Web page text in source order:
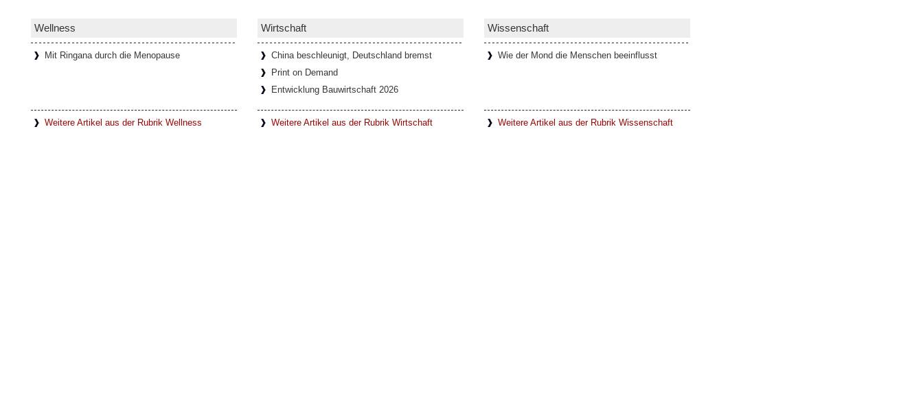
Wellness
Mit Ringana durch die Menopause
Weitere Artikel aus der Rubrik Wellness
Wirtschaft
China beschleunigt, Deutschland bremst
Print on Demand
Entwicklung Bauwirtschaft 2026
Weitere Artikel aus der Rubrik Wirtschaft
Wissenschaft
Wie der Mond die Menschen beeinflusst
Weitere Artikel aus der Rubrik Wissenschaft